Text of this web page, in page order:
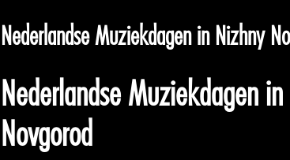
Nederlandse Muziekdagen in Nizhny
Nederlandse Muziekdagen
Novgorod